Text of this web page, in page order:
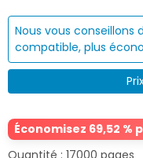
Nous vous conseillons
compatible, plus
Économisez 69,52
Quantité : 17000 pages